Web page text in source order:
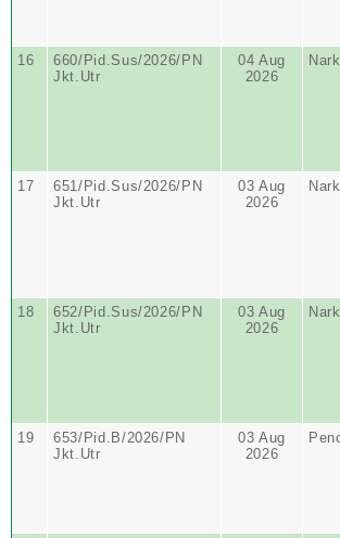
16
660/Pid.Sus/2026/PN
Jkt.Utr
04 Aug
2026
17
651/Pid.Sus/2026/PN
Jkt.Utr
03 Aug
2026
18
652/Pid.Sus/2026/PN
Jkt.Utr
03 Aug
2026
19
653/Pid.B/2026/PN
Jkt.Utr
03 Aug
2026